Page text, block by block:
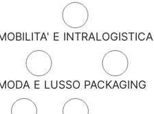
E INTRALOGISTICA
E LUSSO PACKAGING